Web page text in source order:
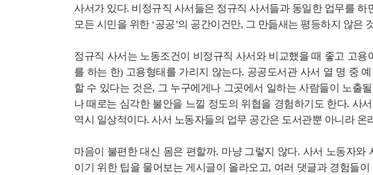
사서가 있다. 비정규직 사서들은 정규직 사서들과 동일한 업무를
모든 시민을 위한 ‘공공’의 공간이건만, 그 만듦새는 평등하지 않은
정규직 사서는 노동조건이 비정규직 사서와 비교했을 때 좋고 고
를 하는 한) 고용형태를 가리지 않는다. 공공도서관 사서 열 명 중
할 수 있다는 것은, 그 누구에게나 그곳에서 일하는 사람들이 노출
나 때로는 심각한 불안을 느낄 정도의 위협을 경험하기도 한다. 사
역시 일상적이다. 사서 노동자들의 업무 공간은 도서관뿐 아니라 온
마음이 불편한 대신 몸은 편할까. 마냥 그렇지 않다. 사서 노동자
이기 위한 팁을 물어보는 게시글이 올라오고, 여러 댓글과 경험들